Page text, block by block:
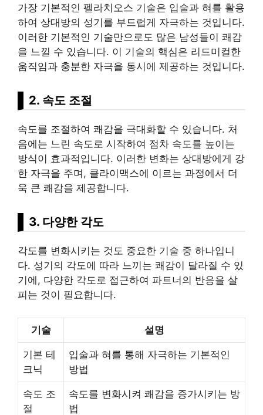
가장 기본적인 펠라치오스 기술은 입술과 혀를 활용
하여 상대방의 성기를 부드럽게 자극하는 것입니다.
이러한 기본적인 기술만으로도 많은 남성들이 쾌감
을 느낄 수 있습니다. 이 기술의 핵심은 리드미컬한
움직임과 충분한 자극을 동시에 제공하는 것입니다.
2. 속도 조절
속도를 조절하여 쾌감을 극대화할 수 있습니다. 처
음에는 느린 속도로 시작하여 점차 속도를 높이는
방식이 효과적입니다. 이러한 변화는 상대방에게 강
한 자극을 주며, 클라이맥스에 이르는 과정에서 더
욱 큰 쾌감을 제공합니다.
3. 다양한 각도
각도를 변화시키는 것도 중요한 기술 중 하나입니
다. 성기의 각도에 따라 느끼는 쾌감이 달라질 수 있
기에, 다양한 각도로 접근하여 파트너의 반응을 살
피는 것이 필요합니다.
기술 설명
기본 테
크닉
입술과 혀를 통해 자극하는 기본적인
방법
속도 조
절
속도를 변화시켜 쾌감을 증가시키는 방
법